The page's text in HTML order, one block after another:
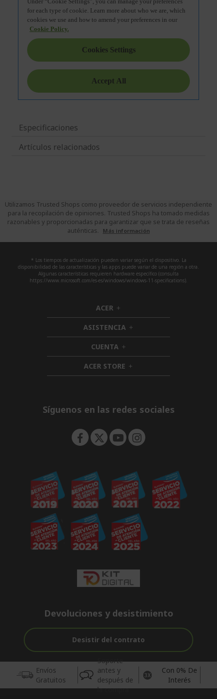
Especificaciones
Artículos relacionados
Utilizamos Trusted Shops como proveedor de servicios independiente
para la recopilación de opiniones. Trusted Shops ha tomado medidas
razonables y proporcionadas para garantizar que se trata de reseñas
auténticas.
Más información
* Los tiempos de actualización pueden variar según el dispositivo. La
disponibilidad de las características y las apps puede variar de una región a otra.
Algunas características requieren hardware específico (consulta
https://www.microsoft.com/es-es/windows/windows-11-specifications).
ACER h
i
d
d
e
n
ASISTENCIA h
i
d
e
n
CUENTA h
i
d
d
ACER STORE h
i
e
Síguenos en las redes sociales
Devoluciones y desistimiento
Desistir del contrato
Envíos
Gratuitos
Soporte
antes y
después de
la compra
Con 0% De
Interés